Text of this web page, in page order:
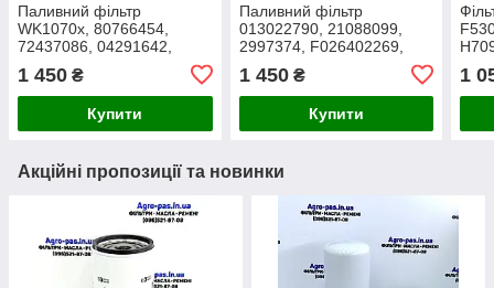
Паливний фільтр
WK1070x, 80766454,
72437086, 04291642,
F842201060010,
F339202060120,
504086268
1 450 ₴
Купити
Паливний фільтр
013022790, 21088099,
2997374, F026402269,
P954925, KC374D,
H7091WK10
1 450₴
Купити
1
Акційні пропозиції та новинки